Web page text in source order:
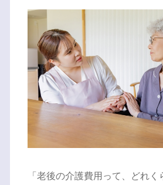
「老後の介護費用って、どれ